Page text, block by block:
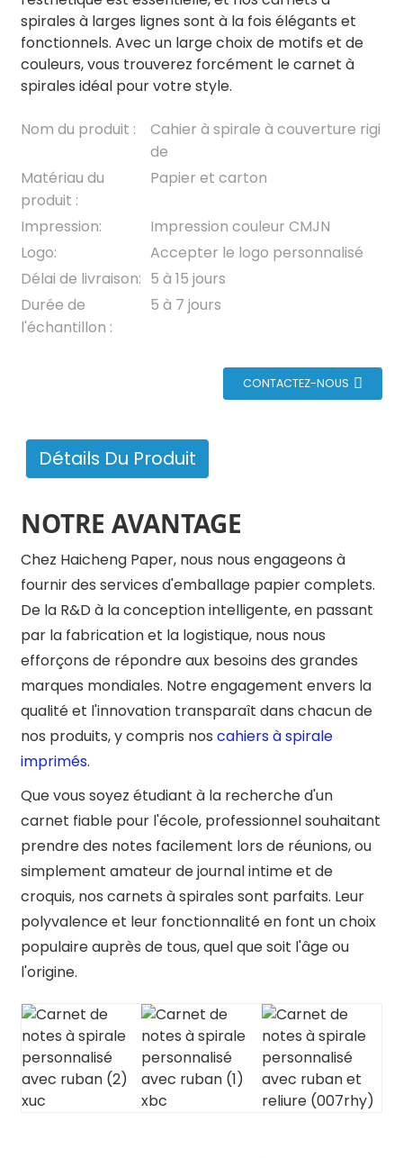
spirales à larges lignes sont à la fois élégants et
fonctionnels. Avec un large choix de motifs et de
couleurs, vous trouverez forcément le carnet à
spirales idéal pour votre style.
Nom du produit :
Cahier à spirale à couverture rigi
de
Matériau du
produit :
Papier et carton
Impression:
Impression couleur CMJN
Logo:
Accepter le logo personnalisé
Délai de livraison: 5 à 15 jours
Durée de
l'échantillon :
5 à 7 jours
CONTACTEZ-NOUS
Détails Du Produit
NOTRE AVANTAGE
Chez Haicheng Paper, nous nous engageons à
fournir des services d'emballage papier complets.
De la R&D à la conception intelligente, en passant
par la fabrication et la logistique, nous nous
efforçons de répondre aux besoins des grandes
marques mondiales. Notre engagement envers la
qualité et l'innovation transparaît dans chacun de
nos produits, y compris nos cahiers à spirale
imprimés.
Que vous soyez étudiant à la recherche d'un
carnet fiable pour l'école, professionnel souhaitant
prendre des notes facilement lors de réunions, ou
simplement amateur de journal intime et de
croquis, nos carnets à spirales sont parfaits. Leur
polyvalence et leur fonctionnalité en font un choix
populaire auprès de tous, quel que soit l'âge ou
l'origine.